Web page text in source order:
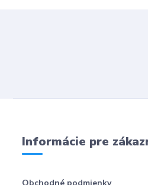
Informácie pre